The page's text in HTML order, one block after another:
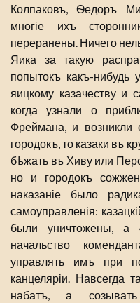
Колпаковъ, Ѳедоръ
многіе ихъ
переранены. Ничего
Яика за такую
попытокъ какъ-нибудь
яицкому казачеству и
когда узнали о
Фреймана, и возникли
городокъ, то казаки въ
бѣжать въ Хиву или
но и городокъ
наказаніе было
самоуправленія:
были уничтожены, а
начальство
управлять имъ при
канцеляріи. Навсегда
набатъ, а